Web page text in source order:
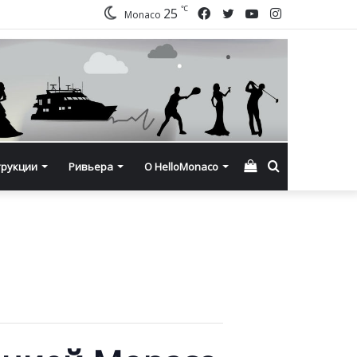
Instagram
YouTube
Twitter
Facebook
Monaco 25 ℃
Ривьера О HelloMonaco Смотреть